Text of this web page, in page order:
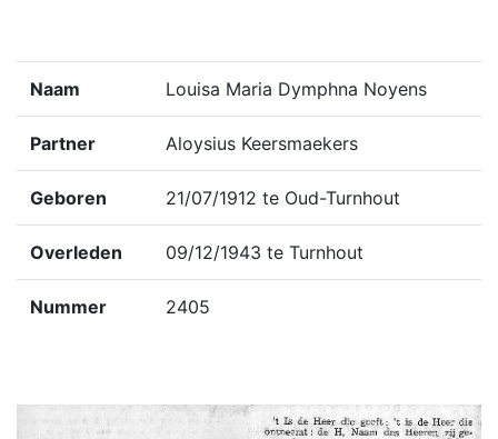
Naam Louisa Maria Dymphna Noyens
Partner Aloysius Keersmaekers
Geboren 21/07/1912 te Oud-Turnhout
Overleden 09/12/1943 te Turnhout
Nummer 2405